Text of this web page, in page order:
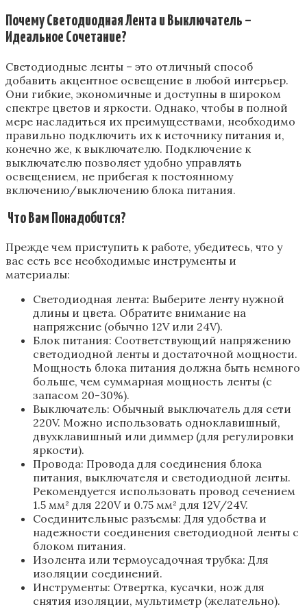
Почему Светодиодная Лента и Выключатель –
Идеальное Сочетание?
Светодиодные ленты – это отличный способ
добавить акцентное освещение в любой интерьер.
Они гибкие‚ экономичные и доступны в широком
спектре цветов и яркости. Однако‚ чтобы в полной
мере насладиться их преимуществами‚ необходимо
правильно подключить их к источнику питания и‚
конечно же‚ к выключателю. Подключение к
выключателю позволяет удобно управлять
освещением‚ не прибегая к постоянному
включению/выключению блока питания.
️ Что Вам Понадобится?
Прежде чем приступить к работе‚ убедитесь‚ что у
вас есть все необходимые инструменты и
материалы:
Светодиодная лента: Выберите ленту нужной
длины и цвета. Обратите внимание на
напряжение (обычно 12V или 24V).
Блок питания: Соответствующий напряжению
светодиодной ленты и достаточной мощности.
Мощность блока питания должна быть немного
больше‚ чем суммарная мощность ленты (с
запасом 20-30%).
Выключатель: Обычный выключатель для сети
220V. Можно использовать одноклавишный‚
двухклавишный или диммер (для регулировки
яркости).
Провода: Провода для соединения блока
питания‚ выключателя и светодиодной ленты.
Рекомендуется использовать провод сечением
1.5 мм² для 220V и 0.75 мм² для 12V/24V.
Соединительные разъемы: Для удобства и
надежности соединения светодиодной ленты с
блоком питания.
Изолента или термоусадочная трубка: Для
изоляции соединений.
Инструменты: Отвертка‚ кусачки‚ нож для
снятия изоляции‚ мультиметр (желательно).